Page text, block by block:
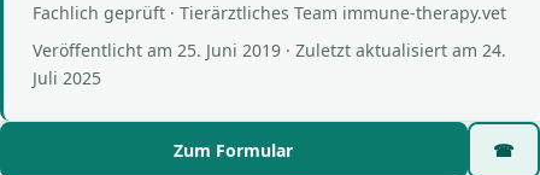
Fachlich geprüft · Tierärztliches Team immune-therapy.vet
Veröffentlicht am 25. Juni 2019 · Zuletzt aktualisiert am 24.
Juli 2025
Zum Formular ☎